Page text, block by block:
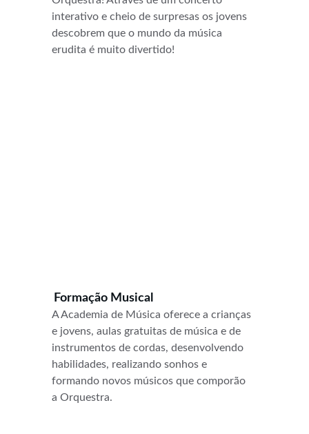
interativo e cheio de surpresas os jovens
descobrem que o mundo da música
erudita é muito divertido!
A Academia de Música oferece a crianças
e jovens, aulas gratuitas de música e de
instrumentos de cordas, desenvolvendo
habilidades, realizando sonhos e
formando novos músicos que comporão
a Orquestra.
Formação Musical